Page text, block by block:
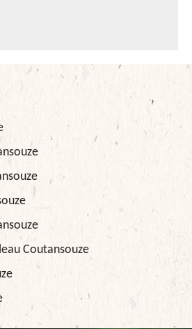
Coutansouze